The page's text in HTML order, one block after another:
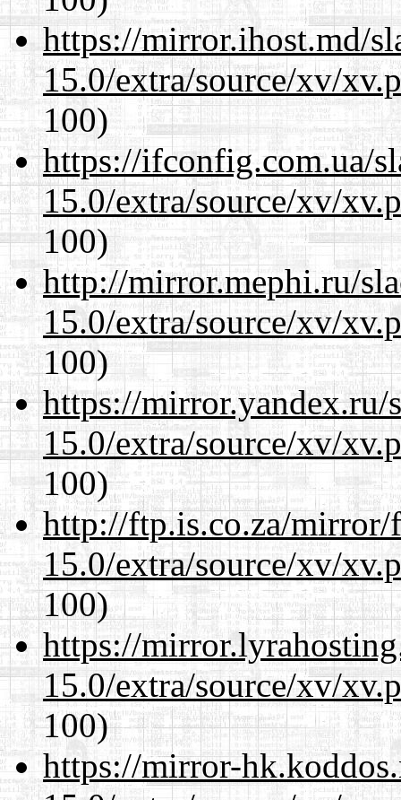
https://mirror.ihost.md/
15.0/extra/source/xv/
100)
https://ifconfig.com.ua/
15.0/extra/source/xv/
100)
http://mirror.mephi.ru/
15.0/extra/source/xv/
100)
https://mirror.yandex.ru/
15.0/extra/source/xv/
100)
http://ftp.is.co.za/mirror/
15.0/extra/source/xv/
100)
https://
15.0/extra/source/xv/
100)
https://mirror-